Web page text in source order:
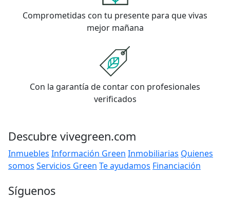
Comprometidas con tu presente para que vivas
mejor mañana
Con la garantía de contar con profesionales
verificados
Descubre vivegreen.com
Inmuebles Información Green Inmobiliarias Quienes
somos Servicios Green Te ayudamos Financiación
Síguenos